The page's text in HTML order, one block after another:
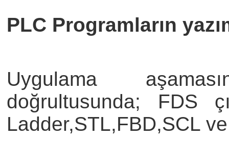
PLC Programların
Uygulama
doğrultusunda; FDS
Ladder,STL,FBD,SCL